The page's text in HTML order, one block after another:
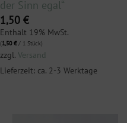
der Sinn egal“
1,50 €
Enthält 19% MwSt.
(1,50€/ 1 Stück)
zzgl. Versand
Lieferzeit: ca. 2-3 Werktage